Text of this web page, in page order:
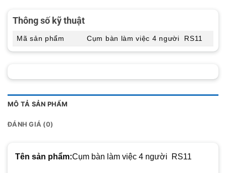
MÔ TẢ SẢN PHẨM
ĐÁNH GIÁ (0)
Tên sản phẩm:Cụm bàn làm việc 4 người RS11
Thông số kỹ thuật
Mã sản phẩm Cụm bàn làm việc 4 người RS11